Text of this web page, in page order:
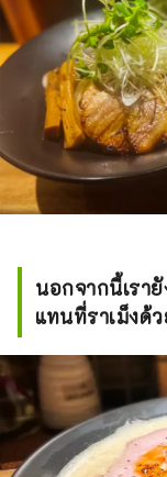
นอกจากนี้เรายั
แทนที่ราเม็งด้